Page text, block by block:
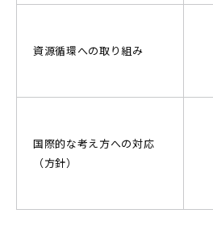
資源循環への取り組み
国際的な考え方への対応
（方針）